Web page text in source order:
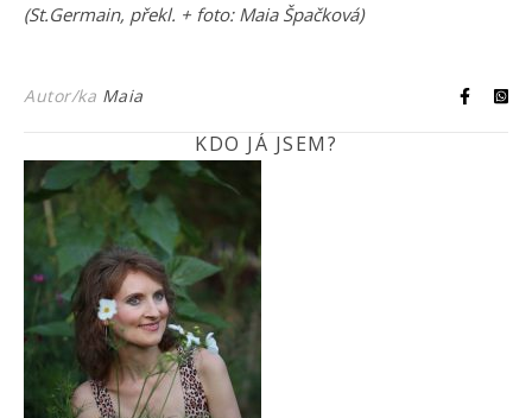
(St.Germain, překl. + foto: Maia Špačková)
Autor/ka Maia
KDO JÁ JSEM?